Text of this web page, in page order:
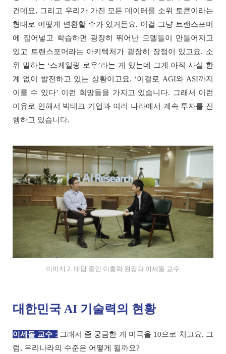
건데요, 그리고 우리가 가진 모든 데이터를 소위 토큰이라는
형태로 어떻게 변환할 수가 있거든요. 이걸 그냥 트랜스포머
에 집어넣고 학습하면 굉장히 뛰어난 모델들이 만들어지고
있고 트랜스포머라는 아키텍처가 굉장히 장점이 있고요. 소
위 말하는 ‘스케일링 로우’라는 게 있는데 그게 아직 사실 한
계 없이 발전하고 있는 상황이고요. ‘이걸로 AGI와 ASI까지
이를 수 있다’ 이런 희망들을 가지고 있습니다. 그래서 이런
이유로 인해서 빅테크 기업과 여러 나라에서 계속 투자를 진
행하고 있습니다.
이미지 2. 대담 중인 이홍락 원장과 이세돌 교수
대한민국 AI 기술력의 현황
이세돌 교수 : 그래서 좀 궁금한 게 미국을 10으로 치고요. 그
럼, 우리나라의 수준은 어떻게 될까요?